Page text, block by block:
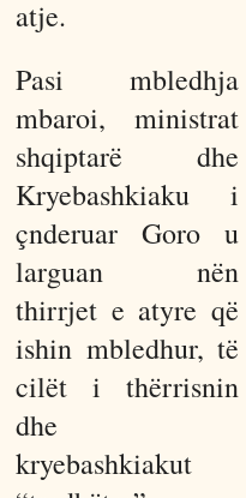
atje.
Pasi mbledhja
mbaroi, ministrat
shqiptarë dhe
Kryebashkiaku i
çnderuar Goro u
larguan nën
thirrjet e atyre që
ishin mbledhur, të
cilët i thërrisnin
dhe
kryebashkiakut